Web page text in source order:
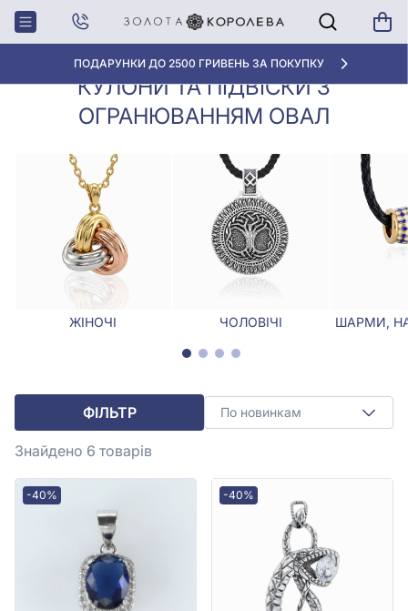
ПОДАРУНКИ ДО 2500 ГРИВЕНЬ ЗА ПОКУПКУ
Головна
Кулони,
Підвіски
Кулони та підвіски з огранюванням
Овал
КУЛОНИ ТА ПІДВІСКИ З
ОГРАНЮВАННЯМ ОВАЛ
ЖІНОЧІ ЧОЛОВІЧІ ШАРМИ,
ФІЛЬТР По новинкам
Знайдено 6 товарів
-40% -40%